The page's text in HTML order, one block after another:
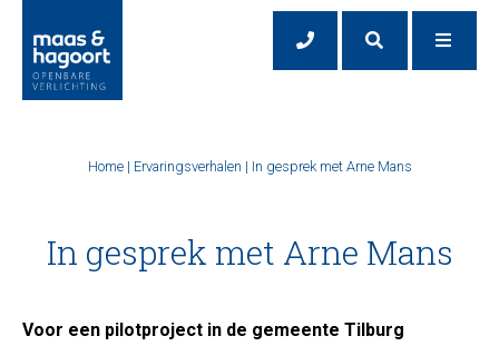
Home| Ervaringsverhalen | In gesprek met Arne Mans
In gesprek met Arne Mans
Voor een pilotproject in de gemeente Tilburg